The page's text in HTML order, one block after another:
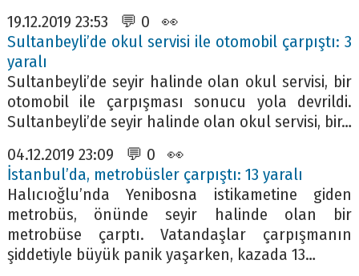
19.12.2019 23:53 💬 0 👀
Sultanbeyli’de okul servisi ile otomobil çarpıştı: 3
yaralı
Sultanbeyli’de seyir halinde olan okul servisi, bir
otomobil ile çarpışması sonucu yola devrildi.
Sultanbeyli’de seyir halinde olan okul servisi, bir…
04.12.2019 23:09 💬 0 👀
İstanbul’da, metrobüsler çarpıştı: 13 yaralı
Halıcıoğlu’nda Yenibosna istikametine giden
metrobüs, önünde seyir halinde olan bir
metrobüse çarptı. Vatandaşlar çarpışmanın
şiddetiyle büyük panik yaşarken, kazada 13…